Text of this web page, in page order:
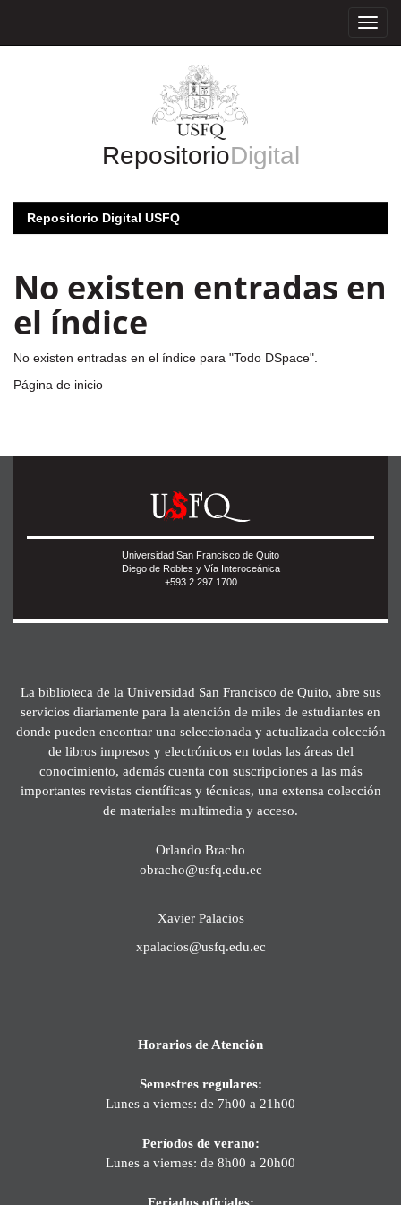
RepositorioDigital
Repositorio Digital USFQ
No existen entradas en
el índice
No existen entradas en el índice para "Todo DSpace".
Página de inicio
Universidad San Francisco de Quito
Diego de Robles y Vía Interoceánica
+593 2 297 1700
La biblioteca de la Universidad San Francisco de Quito, abre sus
servicios diariamente para la atención de miles de estudiantes en
donde pueden encontrar una seleccionada y actualizada colección
de libros impresos y electrónicos en todas las áreas del
conocimiento, además cuenta con suscripciones a las más
importantes revistas científicas y técnicas, una extensa colección
de materiales multimedia y acceso.
Orlando Bracho
obracho@usfq.edu.ec
Xavier Palacios
xpalacios@usfq.edu.ec
Horarios de Atención
Semestres regulares:
Lunes a viernes: de 7h00 a 21h00
Períodos de verano:
Lunes a viernes: de 8h00 a 20h00
Feriados oficiales: